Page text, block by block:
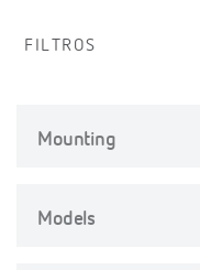
FILTROS
Mounting
Models